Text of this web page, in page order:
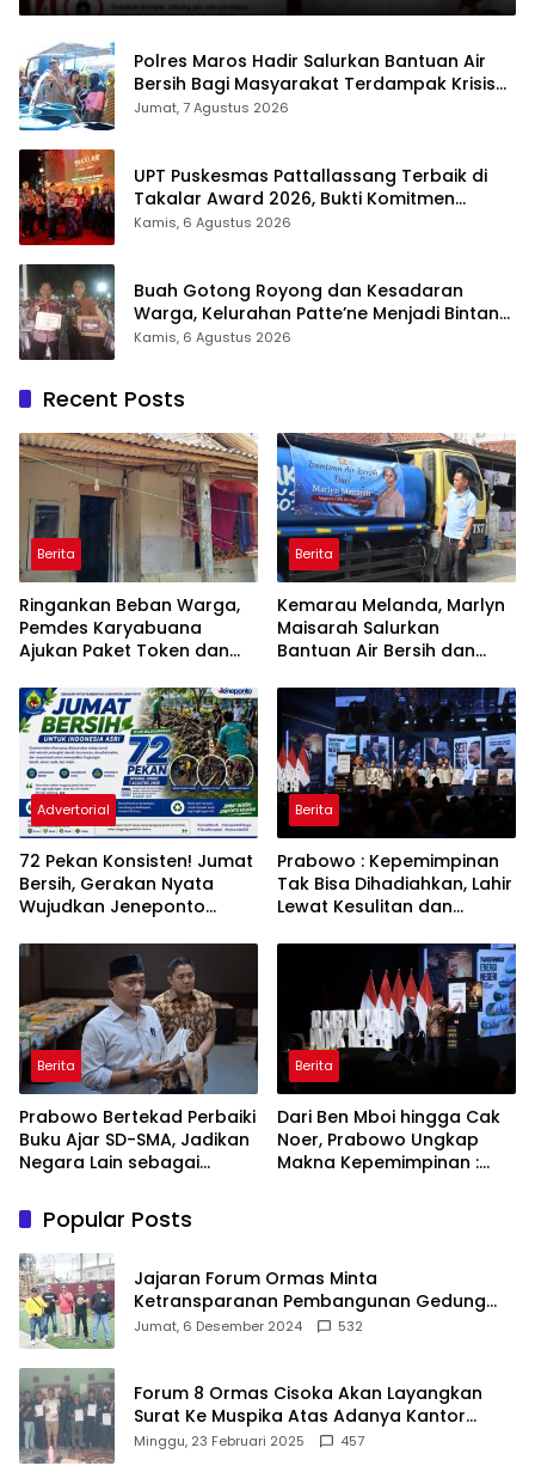
Polres Maros Hadir Salurkan Bantuan Air
Bersih Bagi Masyarakat Terdampak Krisis
Air Bersih Di Maros
Jumat, 7 Agustus 2026
UPT Puskesmas Pattallassang Terbaik di
Takalar Award 2026, Bukti Komitmen
Hadirkan Pelayanan Kesehatan Berkualitas
Kamis, 6 Agustus 2026
Buah Gotong Royong dan Kesadaran
Warga, Kelurahan Patte’ne Menjadi Bintang
Takalar Award 2026
Kamis, 6 Agustus 2026
Recent Posts
Berita
Ringankan Beban Warga,
Pemdes Karyabuana
Ajukan Paket Token dan
PLN
Berita
Kemarau Melanda, Marlyn
Maisarah Salurkan
Bantuan Air Bersih dan
Babakan Madang
Advertorial
72 Pekan Konsisten! Jumat
Bersih, Gerakan Nyata
Wujudkan Jeneponto
ASRI
Berita
Prabowo : Kepemimpinan
Tak Bisa Dihadiahkan, Lahir
Lewat Kesulitan dan
Berita
Prabowo Bertekad Perbaiki
Buku Ajar SD-SMA, Jadikan
Negara Lain sebagai
Berita
Dari Ben Mboi hingga Cak
Noer, Prabowo Ungkap
Makna Kepemimpinan :
Popular Posts
Jajaran Forum Ormas Minta
Ketransparanan Pembangunan Gedung
Damkar Di Kecamatan Cisoka
Jumat, 6 Desember 2024 532
Forum 8 Ormas Cisoka Akan Layangkan
Surat Ke Muspika Atas Adanya Kantor
Matel di Cisoka
Minggu, 23 Februari 2025 457